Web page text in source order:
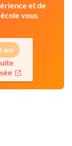
et de
vous
ans